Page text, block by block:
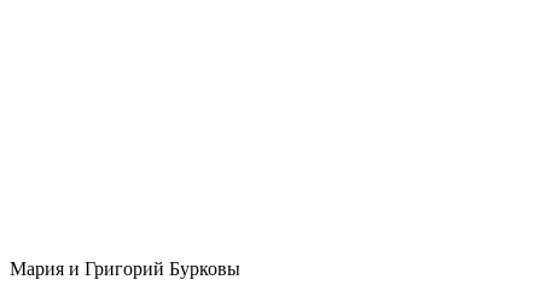
Мария и Григорий Бурковы